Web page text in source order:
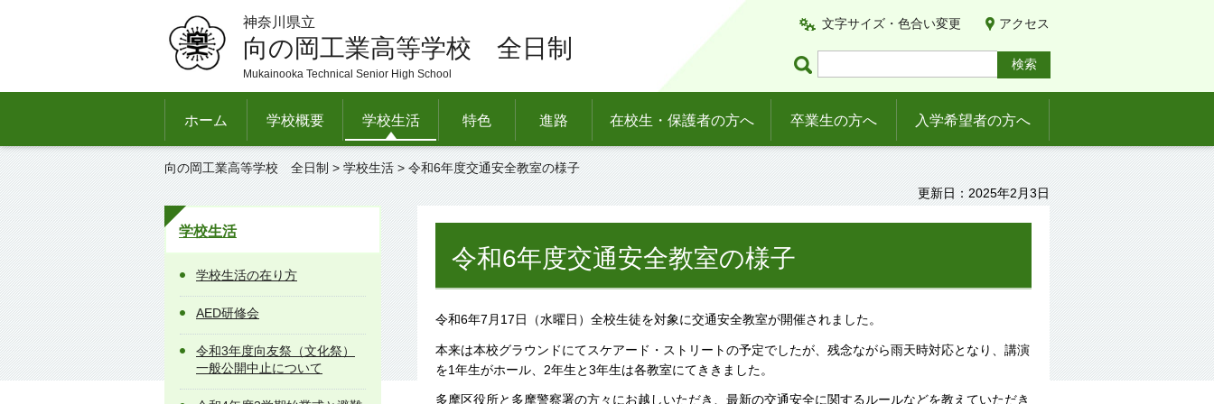
神奈川県立
向の岡工業高等学校 全日制
Mukainooka Technical Senior High School
文字サイズ・色合い変更 アクセス
ホーム 学校概要 学校生活 特色 進路 在校生・保護者の方へ 卒業生の方へ 入学希望者の方へ
向の岡工業高等学校 全日制 > 学校生活 > 令和6年度交通安全教室の様子
更新日：2025年2月3日
学校生活
学校生活の在り方
AED研修会
令和3年度向友祭（文化祭）
一般公開中止について
令和6年度交通安全教室の様子
令和6年7月17日（水曜日）全校生徒を対象に交通安全教室が開催されました。
本来は本校グラウンドにてスケアード・ストリートの予定でしたが、残念ながら雨天時対応となり、講演
を1年生がホール、2年生と3年生は各教室にてききました。
多摩区役所と多摩警察署の方々にお越しいただき、最新の交通安全に関するルールなどを教えていただき